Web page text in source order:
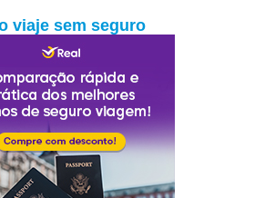
viaje sem seguro